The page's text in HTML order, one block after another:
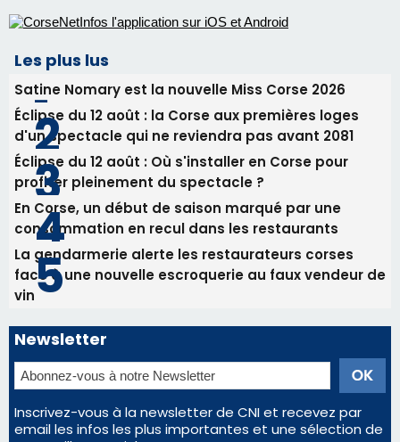
consommation en recul dans les restaurants
face à une nouvelle escroquerie au faux vendeur de
vin
Newsletter
Inscrivez-vous à la newsletter de CNI et recevez par
email les infos les plus importantes et une sélection de
nos meilleurs articles
Régie publicitaire
Nous contacter